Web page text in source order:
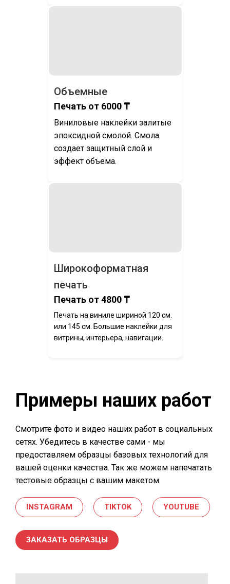
Объемные
Печать от 6000 ₸
Виниловые наклейки залитые
эпоксидной смолой. Смола
создает защитный слой и
эффект объема.
Широкоформатная
печать
Печать от 4800 ₸
Печать на виниле шириной 120 см.
или 145 см. Большие наклейки для
витрины, интерьера, навигации.
Примеры наших работ
Смотрите фото и видео наших работ в социальных
сетях. Убедитесь в качестве сами - мы
предоставляем образцы базовых технологий для
вашей оценки качества. Так же можем напечатать
тестовые образцы с вашим макетом.
INSTAGRAM TIKTOK YOUTUBE
ЗАКАЗАТЬ ОБРАЗЦЫ